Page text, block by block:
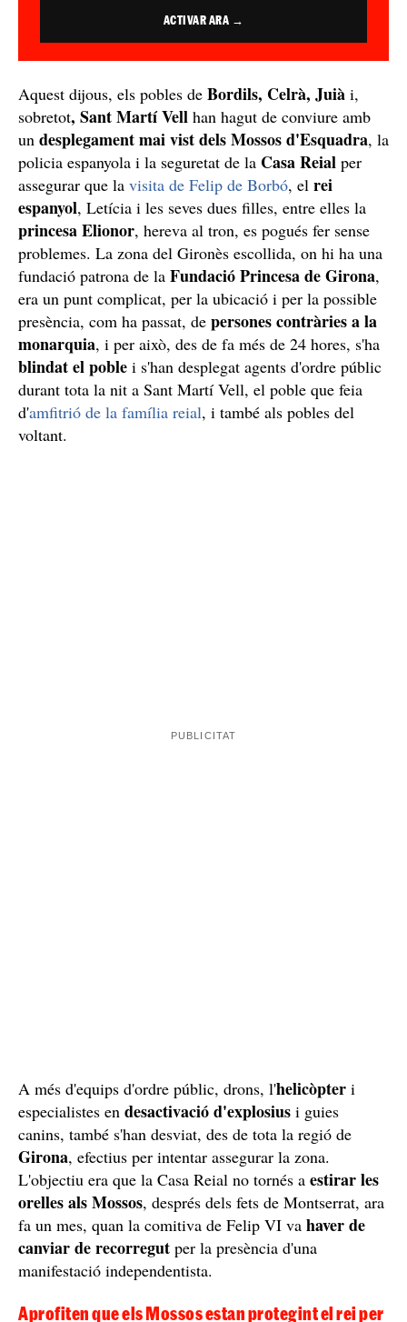
ACTIVAR ARA →
Aquest dijous, els pobles de Bordils, Celrà, Juià i,
sobretot, Sant Martí Vell han hagut de conviure amb
un desplegament mai vist dels Mossos d'Esquadra, la
policia espanyola i la seguretat de la Casa Reial per
assegurar que la visita de Felip de Borbó, el rei
espanyol, Letícia i les seves dues filles, entre elles la
princesa Elionor, hereva al tron, es pogués fer sense
problemes. La zona del Gironès escollida, on hi ha una
fundació patrona de la Fundació Princesa de Girona,
era un punt complicat, per la ubicació i per la possible
presència, com ha passat, de persones contràries a la
monarquia, i per això, des de fa més de 24 hores, s'ha
blindat el poble i s'han desplegat agents d'ordre públic
durant tota la nit a Sant Martí Vell, el poble que feia
d'amfitrió de la família reial, i també als pobles del
voltant.
A més d'equips d'ordre públic, drons, l'helicòpter i
especialistes en desactivació d'explosius i guies
canins, també s'han desviat, des de tota la regió de
Girona, efectius per intentar assegurar la zona.
L'objectiu era que la Casa Reial no tornés a estirar les
orelles als Mossos, després dels fets de Montserrat, ara
fa un mes, quan la comitiva de Felip VI va haver de
canviar de recorregut per la presència d'una
manifestació independentista.
Aprofiten que els Mossos estan protegint el rei per